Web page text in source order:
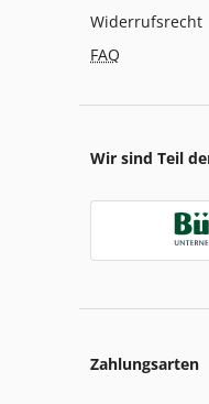
Widerrufsrecht
FAQ
Wir sind Teil
Zahlungsarten